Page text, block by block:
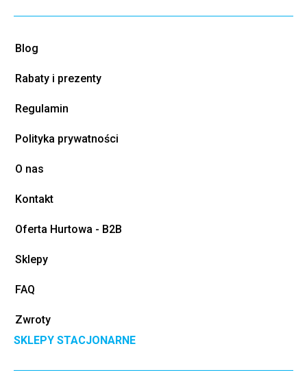
Blog
Rabaty i prezenty
Regulamin
Polityka prywatności
O nas
Kontakt
Oferta Hurtowa - B2B
Sklepy
FAQ
Zwroty
SKLEPY STACJONARNE